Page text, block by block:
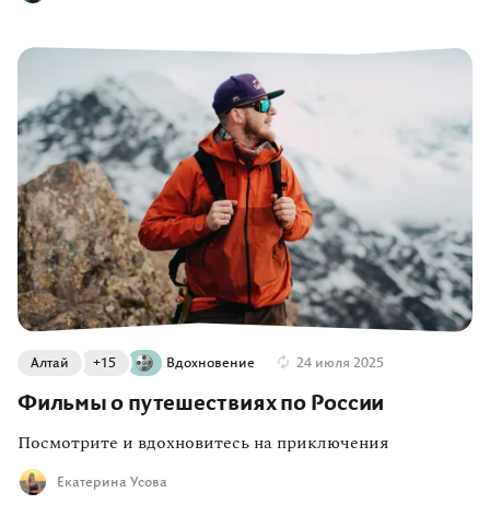
Вдохновение
+15
Алтай 24 июля 2025
Фильмы о путешествиях по России
Посмотрите и вдохновитесь на приключения
Екатерина Усова